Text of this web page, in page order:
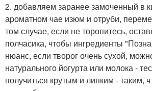
2. добавляем заранее замоченный в
ароматном чае изюм и отруби,
том случае, если не торопитесь,
полчасика, чтобы ингредиенты
нюанс, если творог очень сухой,
натурального йогурта или молока -
получиться крутым и липким - таким,